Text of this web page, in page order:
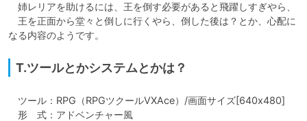
姉レリアを助けるには、王を倒す必要があると飛躍しすぎやら、
王を正面から堂々と倒しに行くやら、倒した後は？とか、心配に
なる内容のようです。
T.ツールとかシステムとかは？
ツール：RPG（RPGツクールVXAce）/画面サイズ[640x480]
形　式：アドベンチャー風